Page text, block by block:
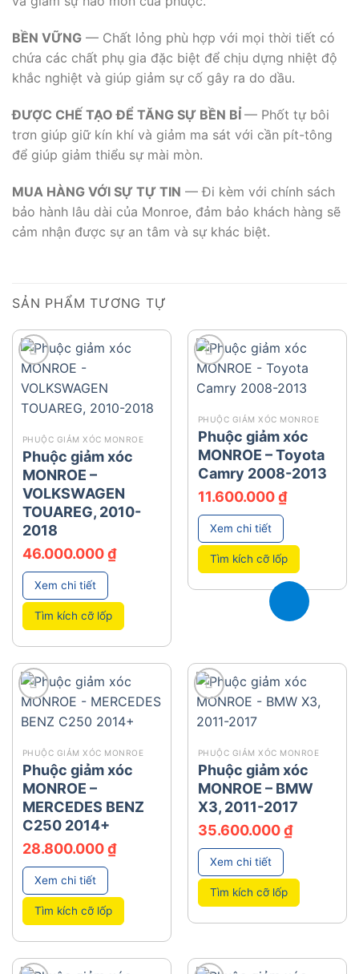
BỀN VỮNG — Chất lỏng phù hợp với mọi thời tiết có
chứa các chất phụ gia đặc biệt để chịu dựng nhiệt độ
khắc nghiệt và giúp giảm sự cố gây ra do dầu.
ĐƯỢC CHẾ TẠO ĐỂ TĂNG SỰ BỀN BỈ — Phốt tự bôi
trơn giúp giữ kín khí và giảm ma sát với cần pít-tông
để giúp giảm thiểu sự mài mòn.
MUA HÀNG VỚI SỰ TỰ TIN — Đi kèm với chính sách
bảo hành lâu dài của Monroe, đảm bảo khách hàng sẽ
cảm nhận được sự an tâm và sự khác biệt.
SẢN PHẨM TƯƠNG TỰ
add
PHUỘC GIẢM XÓC MONROE
Phuộc giảm xóc
MONROE –
VOLKSWAGEN
TOUAREG, 2010-
2018
46.000.000₫
Xem chi tiết
Tìm kích cỡ lốp
add
PHUỘC GIẢM XÓC MONROE
Phuộc giảm xóc
MONROE – Toyota
Camry 2008-2013
11.600.000₫
Xem chi tiết
Tìm kích cỡ lốp
add
PHUỘC GIẢM XÓC MONROE
Phuộc giảm xóc
MONROE –
MERCEDES BENZ
C250 2014+
28.800.000₫
Xem chi tiết
Tìm kích cỡ lốp
add
PHUỘC GIẢM XÓC MONROE
Phuộc giảm xóc
MONROE – BMW
X3, 2011-2017
35.600.000₫
Xem chi tiết
Tìm kích cỡ lốp